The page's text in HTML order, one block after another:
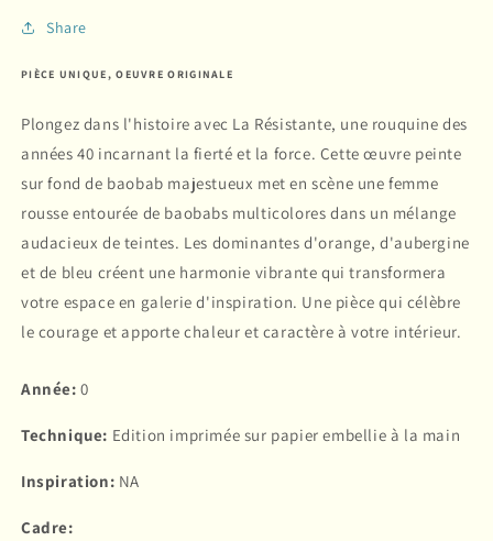
Share
PIÈCE UNIQUE, OEUVRE ORIGINALE
Plongez dans l'histoire avec La Résistante, une rouquine des
années 40 incarnant la fierté et la force. Cette œuvre peinte
sur fond de baobab majestueux met en scène une femme
rousse entourée de baobabs multicolores dans un mélange
audacieux de teintes. Les dominantes d'orange, d'aubergine
et de bleu créent une harmonie vibrante qui transformera
votre espace en galerie d'inspiration. Une pièce qui célèbre
le courage et apporte chaleur et caractère à votre intérieur.
Année: 0
Technique: Edition imprimée sur papier embellie à la main
Inspiration: NA
Cadre: